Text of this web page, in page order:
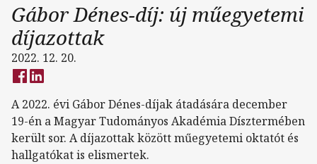
Gábor Dénes-díj: új műegyetemi
díjazottak
2022. 12. 20.
A 2022. évi Gábor Dénes-díjak átadására december
19-én a Magyar Tudományos Akadémia Dísztermében
került sor. A díjazottak között műegyetemi oktatót és
hallgatókat is elismertek.